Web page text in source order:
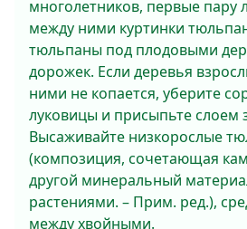
многолетников, первые пару
между ними куртинки
тюльпаны под плодовыми
дорожек. Если деревья
ними не копается, уберите
луковицы и присыпьте слоем
Высаживайте низкорослые
(композиция, сочетающая
другой минеральный
растениями. – Прим. ред.),
между хвойными.